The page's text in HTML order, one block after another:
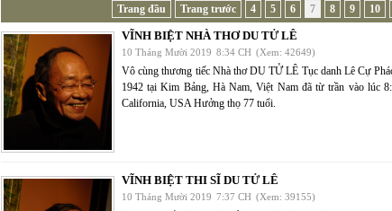
Trang đầu Trang trước 4 5 6 7 8 9 10
VĨNH BIỆT NHÀ THƠ DU TỬ LÊ
10 Tháng Mười 2019 8:34 CH (Xem: 42649)
Vô cùng thương tiếc Nhà thơ DU TỬ LÊ Tục danh Lê Cự
1942 tại Kim Bảng, Hà Nam, Việt Nam đã từ trần vào lúc
California, USA Hưởng thọ 77 tuổi.
VĨNH BIỆT THI SĨ DU TỬ LÊ
10 Tháng Mười 2019 7:37 CH (Xem: 39155)